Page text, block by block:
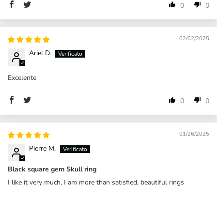
0 0
02/02/2025
Ariel D.
Excelente
0 0
01/26/2025
Pierre M.
Black square gem Skull ring
I like it very much, I am more than satisfied, beautiful rings